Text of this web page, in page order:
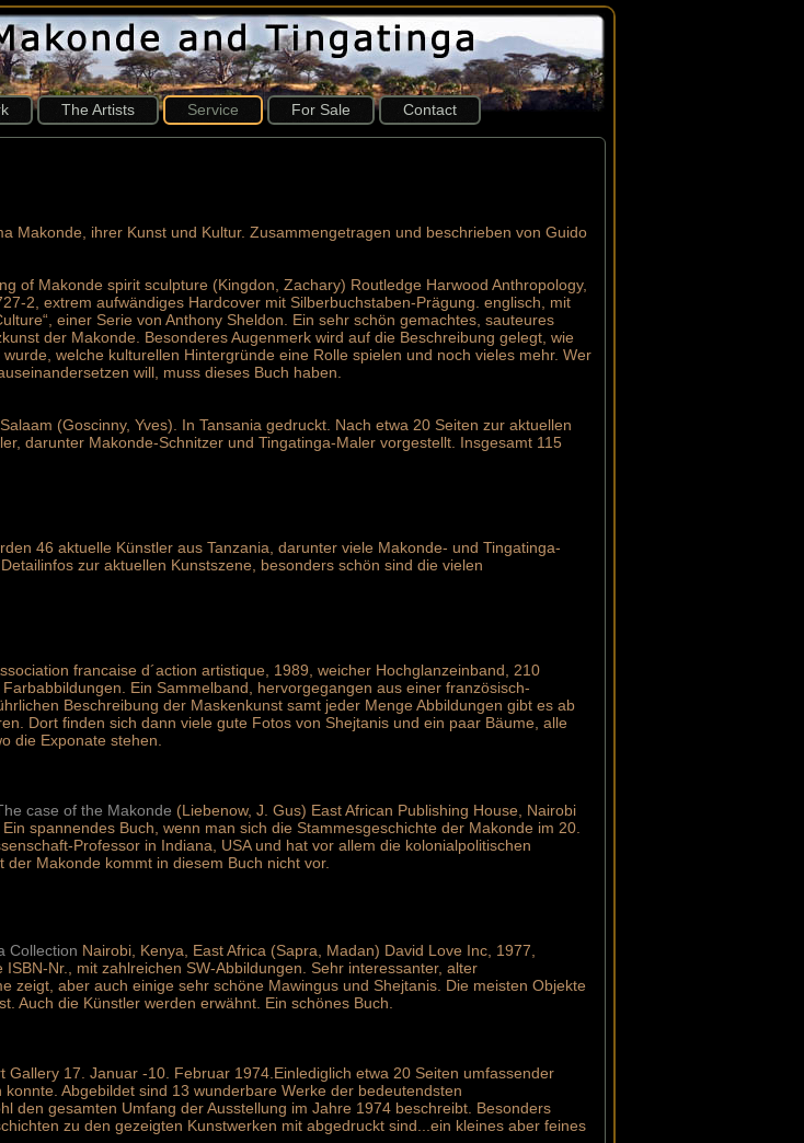
The Artists Service For Sale Contact
Makonde, ihrer Kunst und Kultur. Zusammengetragen und beschrieben von Guido
of Makonde spirit sculpture (Kingdon, Zachary) Routledge Harwood Anthropology,
2, extrem aufwändiges Hardcover mit Silberbuchstaben-Prägung. englisch, mit
einer Serie von Anthony Sheldon. Ein sehr schön gemachtes, sauteures
der Makonde. Besonderes Augenmerk wird auf die Beschreibung gelegt, wie
welche kulturellen Hintergründe eine Rolle spielen und noch vieles mehr. Wer
will, muss dieses Buch haben.
(Goscinny, Yves). In Tansania gedruckt. Nach etwa 20 Seiten zur aktuellen
darunter Makonde-Schnitzer und Tingatinga-Maler vorgestellt. Insgesamt 115
46 aktuelle Künstler aus Tanzania, darunter viele Makonde- und Tingatinga-
zur aktuellen Kunstszene, besonders schön sind die vielen
francaise d´action artistique, 1989, weicher Hochglanzeinband, 210
Ein Sammelband, hervorgegangen aus einer französisch-
Beschreibung der Maskenkunst samt jeder Menge Abbildungen gibt es ab
Dort finden sich dann viele gute Fotos von Shejtanis und ein paar Bäume, alle
die Exponate stehen.
case of the Makonde (Liebenow, J. Gus) East African Publishing House, Nairobi
spannendes Buch, wenn man sich die Stammesgeschichte der Makonde im 20.
Professor in Indiana, USA und hat vor allem die kolonialpolitischen
Makonde kommt in diesem Buch nicht vor.
Collection Nairobi, Kenya, East Africa (Sapra, Madan) David Love Inc, 1977,
Nr., mit zahlreichen SW-Abbildungen. Sehr interessanter, alter
zeigt, aber auch einige sehr schöne Mawingus und Shejtanis. Die meisten Objekte
Auch die Künstler werden erwähnt. Ein schönes Buch.
Gallery 17. Januar -10. Februar 1974.Einlediglich etwa 20 Seiten umfassender
Abgebildet sind 13 wunderbare Werke der bedeutendsten
den gesamten Umfang der Ausstellung im Jahre 1974 beschreibt. Besonders
zu den gezeigten Kunstwerken mit abgedruckt sind...ein kleines aber feines